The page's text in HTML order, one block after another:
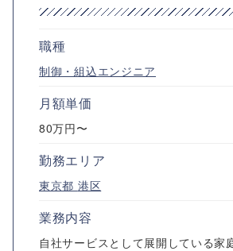
職種
制御・組込エンジニア
月額単価
80万円〜
勤務エリア
東京都 港区
業務内容
自社サービスとして展開している家